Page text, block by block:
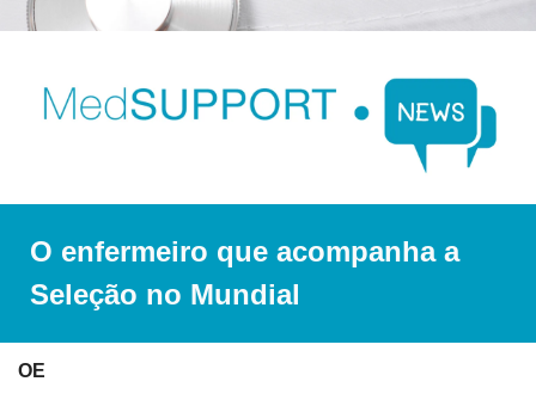
O enfermeiro que acompanha a
Seleção no Mundial
OE